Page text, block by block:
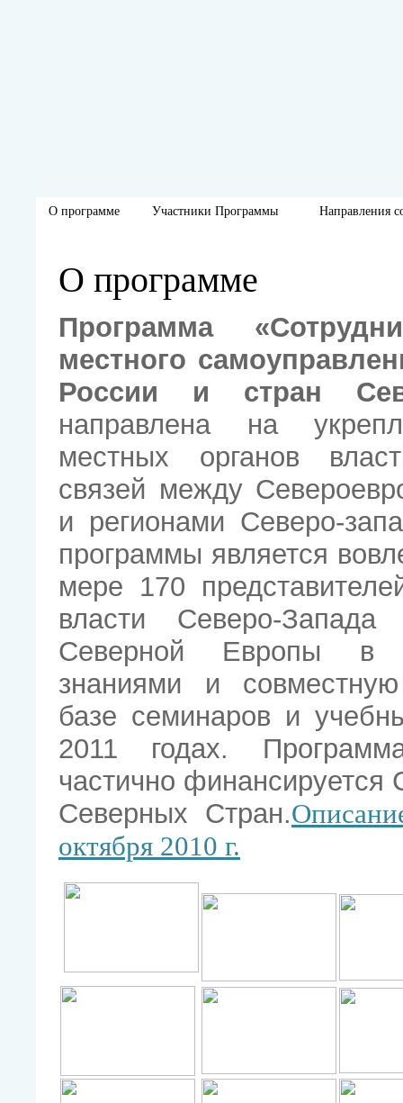
О программе Участники Программы Направления
О программе
Программа
местного
России и стран
направлена на
местных органов
связей между
и регионами Северо-
программы является
мере 170
власти Северо-
Северной Европы в
знаниями и
базе семинаров и
2011 годах.
частично финансируется
Северных Стран.
октября 2010 г.